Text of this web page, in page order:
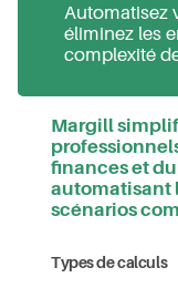
Automatisez
éliminez les
complexité
Margill
finances et
automatisant
scénarios
Types de calculs